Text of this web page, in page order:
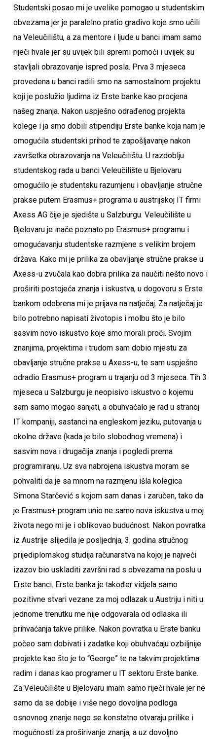
Studentski posao mi je uvelike pomogao u studentskim
obvezama jer je paralelno pratio gradivo koje smo učili
na Veleučilištu, a za mentore i ljude u banci imam samo
riječi hvale jer su uvijek bili spremi pomoći i uvijek su
stavljali obrazovanje ispred posla. Prva 3 mjeseca
provedena u banci radili smo na samostalnom projektu
koji je poslužio ljudima iz Erste banke kao procjena
našeg znanja. Nakon uspješno odrađenog projekta
kolege i ja smo dobili stipendiju Erste banke koja nam je
omogućila studentski prihod te zapošljavanje nakon
završetka obrazovanja na Veleučilištu. U razdoblju
studentskog rada u banci Veleučilište u Bjelovaru
omogućilo je studentsku razumjenu i obavljanje stručne
prakse putem Erasmus+ programa u austrijskoj IT firmi
Axess AG čije je sjedište u Salzburgu. Veleučilište u
Bjelovaru je inače poznato po Erasmus+ programu i
omogućavanju studentske razmjene s velikim brojem
država. Kako mi je prilika za obavljanje stručne prakse u
Axess-u zvučala kao dobra prilika za naučiti nešto novo i
proširiti postojeća znanja i iskustva, u dogovoru s Erste
bankom odobrena mi je prijava na natječaj. Za natječaj je
bilo potrebno napisati životopis i molbu što je bilo
sasvim novo iskustvo koje smo morali proći. Svojim
znanjima, projektima i trudom sam dobio mjestu za
obavljanje stručne prakse u Axess-u, te sam uspješno
odradio Erasmus+ program u trajanju od 3 mjeseca. Tih 3
mjeseca u Salzburgu je neopisivo iskustvo o kojemu
sam samo mogao sanjati, a obuhvaćalo je rad u stranoj
IT kompaniji, sastanci na engleskom jeziku, putovanja u
okolne države (kada je bilo slobodnog vremena) i
sasvim nova i drugačija znanja i pogledi prema
programiranju. Uz sva nabrojena iskustva moram se
pohvaliti da je sa mnom na razmjenu išla kolegica
Simona Starčević s kojom sam danas i zaručen, tako da
je Erasmus+ program unio ne samo nova iskustva u moj
života nego mi je i oblikovao budućnost. Nakon povratka
iz Austrije slijedila je posljednja, 3. godina stručnog
prijediplomskog studija računarstva na kojoj je najveći
izazov bio uskladiti završni rad s obvezama na poslu u
Erste banci. Erste banka je također vidjela samo
pozitivne stvari vezane za moj odlazak u Austriju i niti u
jednome trenutku me nije odgovarala od odlaska ili
prihvaćanja takve prilike. Nakon povratka u Erste banku
počeo sam dobivati i zadatke koji obuhvaćaju ozbiljnije
projekte kao što je to “George” te na takvim projektima
radim i danas kao programer u IT sektoru Erste banke.
Za Veleučilište u Bjelovaru imam samo riječi hvale jer ne
samo da se dobije i više nego dovoljna podloga
osnovnog znanje nego se konstatno otvaraju prilike i
mogućnosti za proširivanje znanja, a uz dovoljno